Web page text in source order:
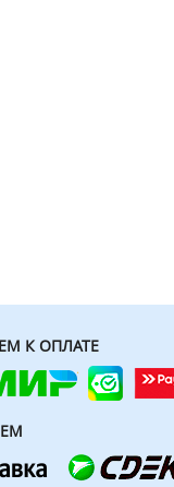
К ОПЛАТЕ